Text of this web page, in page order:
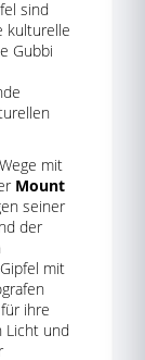
sind
kulturelle
Gubbi
mit
Mount
seiner
der
mit
für ihre
Licht und